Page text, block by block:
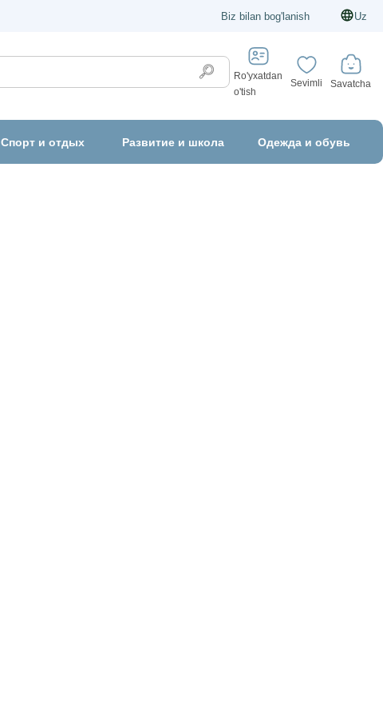
Biz bilan bog'lanish Uz
Ro'yxatdan
o'tish
Sevimli Savatcha
Спорт и отдых Развитие и школа Одежда и обувь